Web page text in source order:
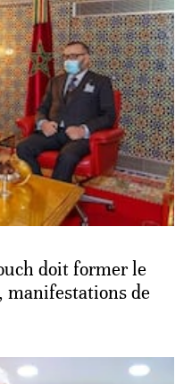
doit former le
manifestations de